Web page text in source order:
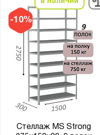
-10%
Стеллаж MS Strong